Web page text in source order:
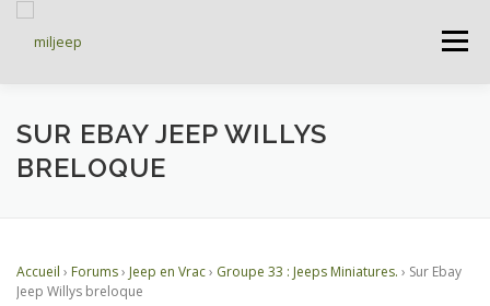
Menu
ACCUEIL ARTICLES PETITES ANNONCES
DOCUMENTATIONS
SUR EBAY JEEP WILLYS
BRELOQUE
Accueil › Forums› Jeep en Vrac› Groupe 33 : Jeeps Miniatures. › Sur Ebay
Jeep Willys breloque